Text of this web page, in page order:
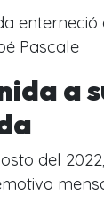
Pascale
a
del